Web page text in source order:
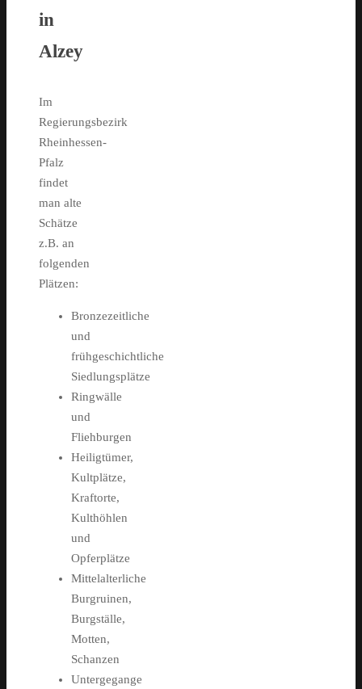
in
Alzey
Im
Regierungsbezirk
Rheinhessen-
Pfalz
findet
man alte
Schätze
z.B. an
folgenden
Plätzen:
Bronzezeitliche
und
frühgeschichtliche
Siedlungsplätze
Ringwälle
und
Fliehburgen
Heiligtümer,
Kultplätze,
Kraftorte,
Kulthöhlen
und
Opferplätze
Mittelalterliche
Burgruinen,
Burgställe,
Motten,
Schanzen
Untergegange